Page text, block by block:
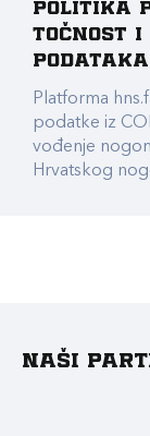
Politika
točnost i
Platforma
podatke iz
vođenje
Hrvatskog
Naši